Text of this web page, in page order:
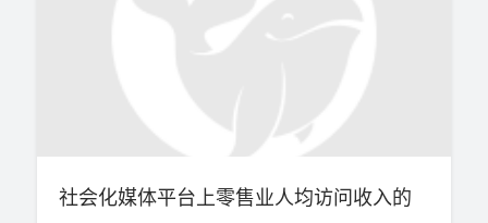
社会化媒体平台上零售业人均访问收入的